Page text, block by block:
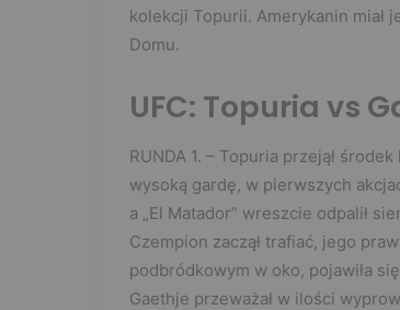
kolekcji Topurii. Amerykanin miał
Domu.
UFC: Topuria vs
RUNDA 1. – Topuria przejął
wysoką gardę, w pierwszych
a „El Matador” wreszcie odpalił
Czempion zaczął trafiać, jego
podbródkowym w oko, pojawiła
Gaethje przeważał w ilości